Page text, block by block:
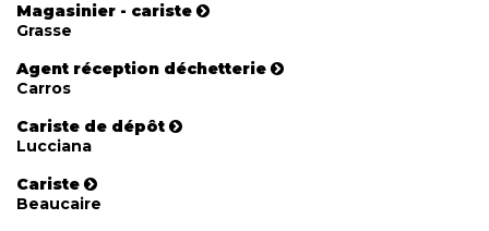
Magasinier - cariste
Grasse
Agent réception déchetterie
Carros
Cariste de dépôt
Lucciana
Cariste
Beaucaire